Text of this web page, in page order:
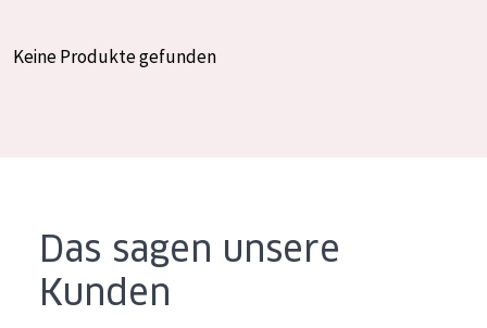
PRODUKTTYP
Reinigung
Keine Produkte gefunden
Das sagen unsere
Kunden